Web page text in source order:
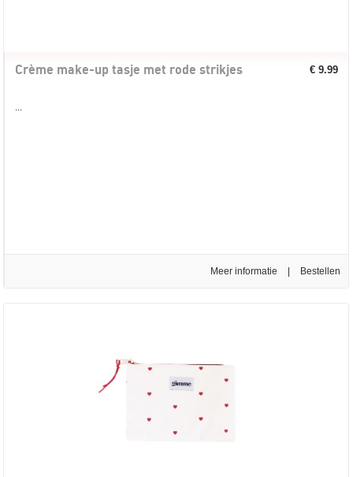
Crème make-up tasje met rode strikjes € 9.99
Meer informatie |